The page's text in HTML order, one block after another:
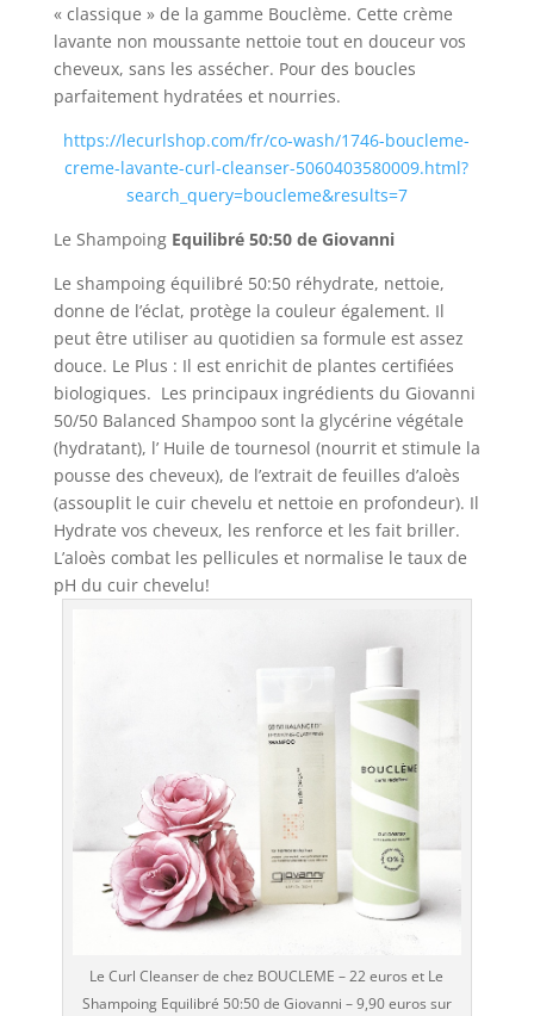
« classique » de la gamme Bouclème. Cette crème
lavante non moussante nettoie tout en douceur vos
cheveux, sans les assécher. Pour des boucles
parfaitement hydratées et nourries.
https://lecurlshop.com/fr/co-wash/1746-boucleme-
creme-lavante-curl-cleanser-5060403580009.html?
search_query=boucleme&results=7
Le Shampoing Equilibré 50:50 de Giovanni
Le shampoing équilibré 50:50 réhydrate, nettoie,
donne de l’éclat, protège la couleur également. Il
peut être utiliser au quotidien sa formule est assez
douce. Le Plus : Il est enrichit de plantes certifiées
biologiques. Les principaux ingrédients du Giovanni
50/50 Balanced Shampoo sont la glycérine végétale
(hydratant), l’ Huile de tournesol (nourrit et stimule la
pousse des cheveux), de l’extrait de feuilles d’aloès
(assouplit le cuir chevelu et nettoie en profondeur). Il
Hydrate vos cheveux, les renforce et les fait briller.
L’aloès combat les pellicules et normalise le taux de
pH du cuir chevelu!
Le Curl Cleanser de chez BOUCLEME – 22 euros et Le
Shampoing Equilibré 50:50 de Giovanni – 9,90 euros sur